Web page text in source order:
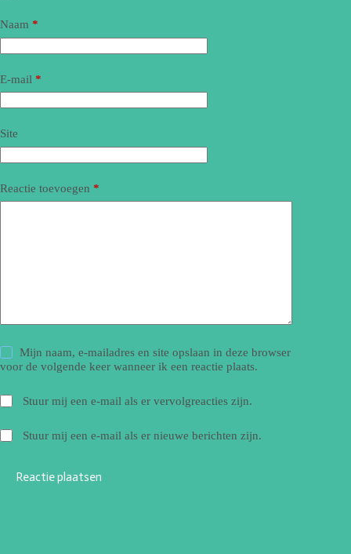
Naam *
E-mail *
Site
Reactie toevoegen *
Mijn naam, e-mailadres en site opslaan in deze browser
voor de volgende keer wanneer ik een reactie plaats.
Stuur mij een e-mail als er vervolgreacties zijn.
Stuur mij een e-mail als er nieuwe berichten zijn.
Reactie plaatsen